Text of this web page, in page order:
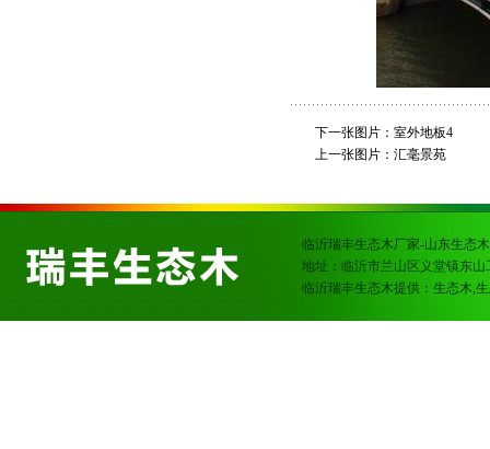
下一张图片： 室外地板4
上一张图片： 汇毫景苑
临沂瑞丰生态木厂家-山东生态
地址：临沂市兰山区义堂镇东山
临沂瑞丰生态木提供：生态木,